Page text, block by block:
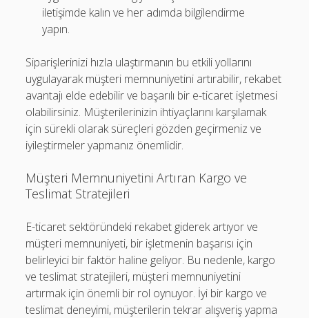
iletişimde kalın ve her adımda bilgilendirme
yapın.
Siparişlerinizi hızla ulaştırmanın bu etkili yollarını
uygulayarak müşteri memnuniyetini artırabilir, rekabet
avantajı elde edebilir ve başarılı bir e-ticaret işletmesi
olabilirsiniz. Müşterilerinizin ihtiyaçlarını karşılamak
için sürekli olarak süreçleri gözden geçirmeniz ve
iyileştirmeler yapmanız önemlidir.
Müşteri Memnuniyetini Artıran Kargo ve
Teslimat Stratejileri
E-ticaret sektöründeki rekabet giderek artıyor ve
müşteri memnuniyeti, bir işletmenin başarısı için
belirleyici bir faktör haline geliyor. Bu nedenle, kargo
ve teslimat stratejileri, müşteri memnuniyetini
artırmak için önemli bir rol oynuyor. İyi bir kargo ve
teslimat deneyimi, müşterilerin tekrar alışveriş yapma